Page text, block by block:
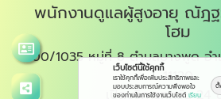
พนักงานดูแลผู้สูงอายุ ณัฎ
โฮม
100/1035 หมู่ที่ 8 ตำบลบางพูด อำ
11120
เว็บไซต์นี้ใช้คุกกี้
เราใช้คุกกี้เพื่อเพิ่มประสิทธิภาพและ
มอบประสบการณ์ความพึงพอใจ
ของท่านในการใช้งานเว็บไซต์ เรียน
ตั้